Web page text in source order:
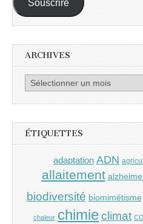
Souscrire
ARCHIVES
Archives
ÉTIQUETTES
adaptation ADN
allaitement
biodiversité biomimétisme
chaleur chimieclimat